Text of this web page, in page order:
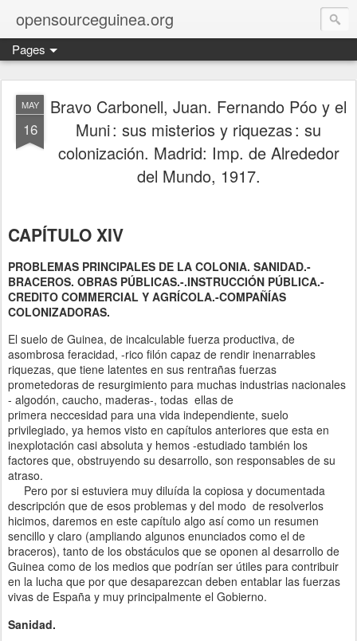
opensourceguinea.org
Pages
MAY
16
Bravo Carbonell, Juan. Fernando Póo y el
Muni : sus misterios y riquezas : su
colonización. Madrid: Imp. de Alrededor
del Mundo, 1917.
CAPÍTULO XIV
PROBLEMAS PRINCIPALES DE LA COLONIA. SANIDAD.-
BRACEROS. OBRAS PÚBLICAS.-.INSTRUCCIÓN PÚBLICA.-
CREDITO COMMERCIAL Y AGRÍCOLA.-COMPAÑÍAS
COLONIZADORAS.
El suelo de Guinea, de incalculable fuerza productiva, de
asombrosa feracidad, -rico filón capaz de rendir inenarrables
riquezas, que tiene latentes en sus rentrañas fuerzas
prometedoras de resurgimiento para muchas industrias nacionales
- algodón, caucho, maderas-, todas ellas de
primera neccesidad para una vida independiente, suelo
privilegiado, ya hemos visto en capítulos anteriores que esta en
inexplotación casi absoluta y hemos -estudiado también los
factores que, obstruyendo su desarrollo, son responsables de su
atraso.
Pero por si estuviera muy diluída la copiosa y documentada
descripción que de esos problemas y del modo de resolverlos
hicimos, daremos en este capítulo algo así como un resumen
sencillo y claro (ampliando algunos enunciados como el de
braceros), tanto de los obstáculos que se oponen al desarrollo de
Guinea como de los medios que podrían ser útiles para contribuir
en la lucha que por que desaparezcan deben entablar las fuerzas
vivas de España y muy principalmente el Gobierno.
Sanidad.